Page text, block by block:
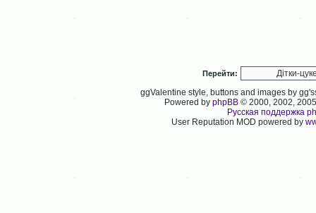
Перейти:
ggValentine style, buttons and images by
Powered byphpBB © 2000, 2002,
Русская поддержка
User Reputation MOD powered by